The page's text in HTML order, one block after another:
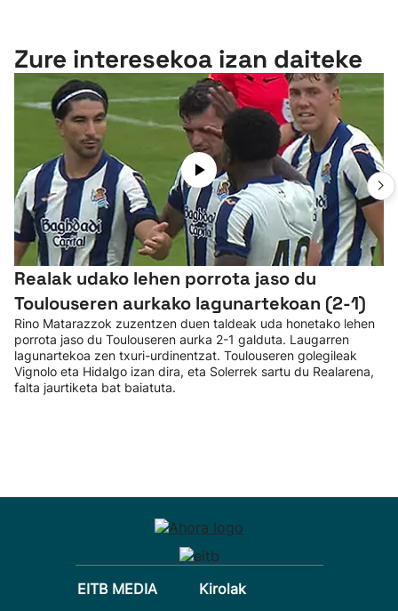
Zure interesekoa izan daiteke
Realak udako lehen porrota jaso du
Toulouseren aurkako lagunartekoan (2-1)
Rino Matarazzok zuzentzen duen taldeak uda honetako lehen
porrota jaso du Toulouseren aurka 2-1 galduta. Laugarren
lagunartekoa zen txuri-urdinentzat. Toulouseren golegileak
Vignolo eta Hidalgo izan dira, eta Solerrek sartu du Realarena,
falta jaurtiketa bat baiatuta.
EITB MEDIA
Kirolak